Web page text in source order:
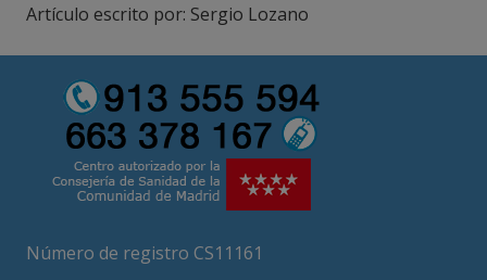
Artículo escrito por: Sergio Lozano
Número de registro CS11161